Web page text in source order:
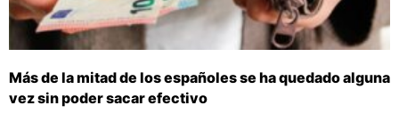
Más de la mitad de los españoles se ha quedado alguna
vez sin poder sacar efectivo